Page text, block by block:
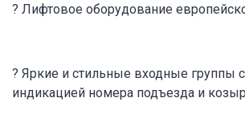
? Лифтовое оборудование
? Яркие и стильные входные группы
индикацией номера подъезда и